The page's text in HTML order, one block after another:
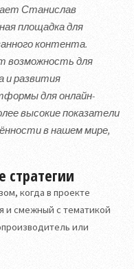
Станислав
площадка для
контента.
возможность для
и развития
для онлайн-
высокие показатели
в нашем мире,
стратегии
когда в проекте
и смежный с тематикой
или